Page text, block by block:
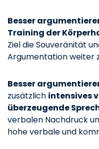
Besser
Training der
Ziel die Souveränität
Argumentation weiter
Besser
zusätzlich intensives
überzeugende
verbalen Nachdruck
hohe verbale und